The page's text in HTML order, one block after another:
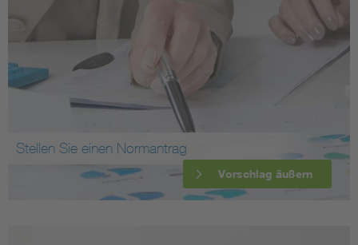
Stellen Sie einen Normantrag
Vorschlag äußern